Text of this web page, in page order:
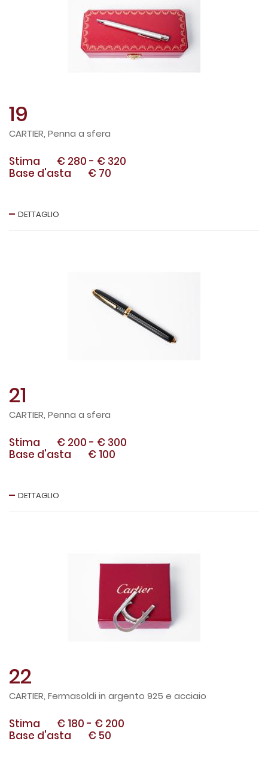
19
CARTIER, Penna a sfera
Stima € 280 - € 320
Base d'asta
€ 70
DETTAGLIO
21
CARTIER, Penna a sfera
Stima € 200 - € 300
Base d'asta
€ 100
DETTAGLIO
22
CARTIER, Fermasoldi in argento 925 e acciaio
Stima € 180 - € 200
Base d'asta
€ 50